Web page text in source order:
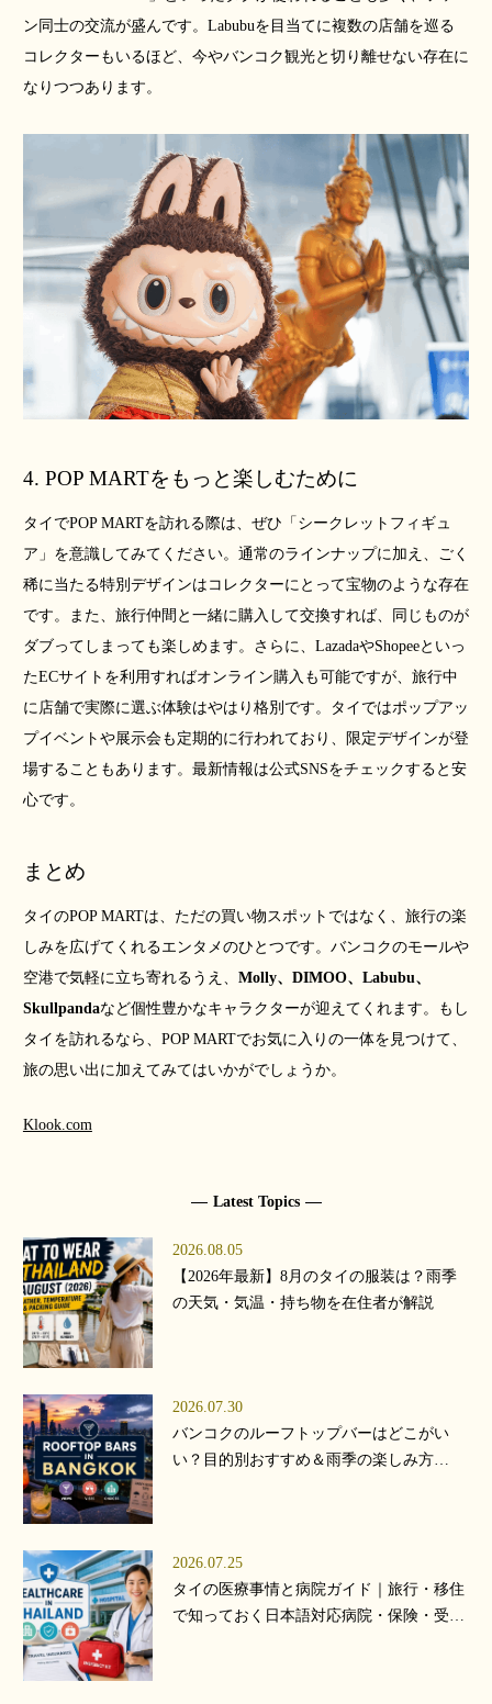
ン同士の交流が盛んです。Labubuを目当てに複数の店舗を巡る
コレクターもいるほど、今やバンコク観光と切り離せない存在に
なりつつあります。
4. POP MARTをもっと楽しむために
タイでPOP MARTを訪れる際は、ぜひ「シークレットフィギュ
ア」を意識してみてください。通常のラインナップに加え、ごく
稀に当たる特別デザインはコレクターにとって宝物のような存在
です。また、旅行仲間と一緒に購入して交換すれば、同じものが
ダブってしまっても楽しめます。さらに、LazadaやShopeeといっ
たECサイトを利用すればオンライン購入も可能ですが、旅行中
に店舗で実際に選ぶ体験はやはり格別です。タイではポップアッ
プイベントや展示会も定期的に行われており、限定デザインが登
場することもあります。最新情報は公式SNSをチェックすると安
心です。
まとめ
タイのPOP MARTは、ただの買い物スポットではなく、旅行の楽
しみを広げてくれるエンタメのひとつです。バンコクのモールや
空港で気軽に立ち寄れるうえ、 Molly、DIMOO、Labubu、
Skullpandaなど個性豊かなキャラクターが迎えてくれます。もし
タイを訪れるなら、POP MARTでお気に入りの一体を見つけて、
旅の思い出に加えてみてはいかがでしょうか。
Klook.com
Latest Topics
2026.08.05
【2026年最新】8月のタイの服装は？雨季
の天気・気温・持ち物を在住者が解説
2026.07.30
バンコクのルーフトップバーはどこがい
い？目的別おすすめ＆雨季の楽しみ方
2026.07.25
タイの医療事情と病院ガイド｜旅行・移住
で知っておく日本語対応病院・保険・受診